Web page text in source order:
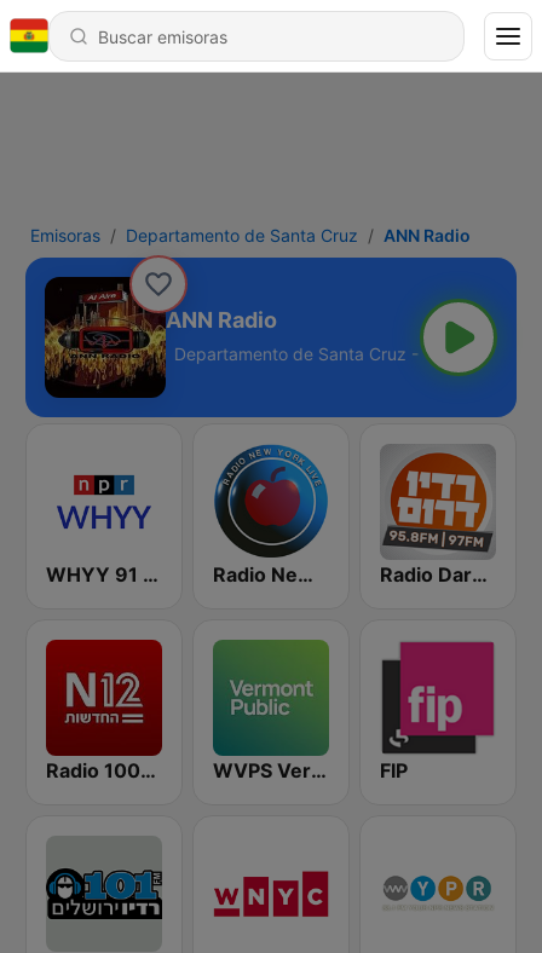
Emisoras Departamento de Santa Cruz ANN Radio
ANN Radio
Cruz - Online
WHYY 91 FM Radio New York Live Radio Darom
Radio 100% News 12 WVPS Vermont Public Radio 107.9 FM FIP